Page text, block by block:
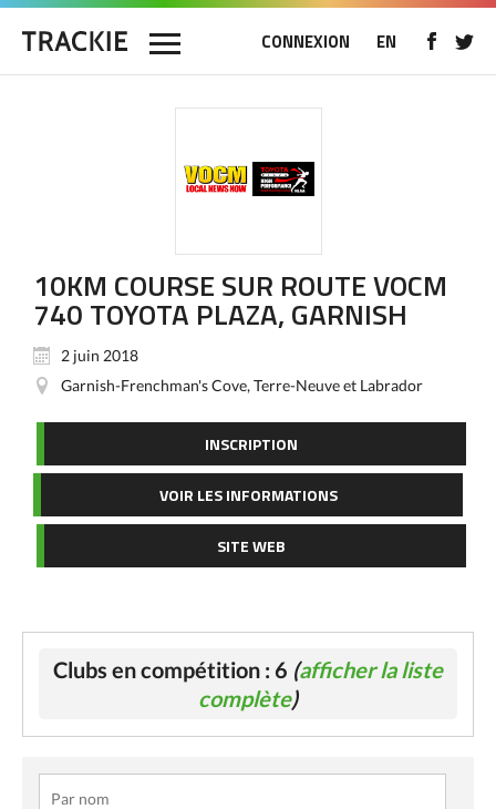
CONNEXION EN
10KM COURSE SUR ROUTE VOCM
740 TOYOTA PLAZA, GARNISH
2 juin 2018
Garnish-Frenchman's Cove, Terre-Neuve et Labrador
INSCRIPTION
VOIR LES INFORMATIONS
SITE WEB
Clubs en compétition : 6 (afficher la liste
complète)